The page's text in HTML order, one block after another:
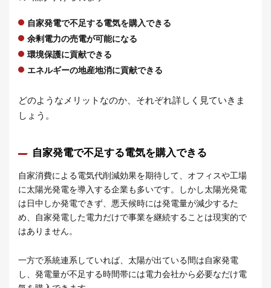
自家発電で不足する電気を購入できる
余剰電力の売電が可能になる
環境保護に貢献できる
エネルギーの地産地消に貢献できる
どのようなメリットなのか、それぞれ詳しく見ていきま
しょう。
自家発電で不足する電気を購入できる
自家消費による電気代削減効果を期待して、オフィスや工場
に太陽光発電を導入する企業も多いです。しかし太陽光発電
は日中しか発電できず、悪天候時には発電量が減少するた
め、自家発電した電力だけで事業を継続することは現実的で
はありません。
一方で系統連系していれば、太陽が出ている間は自家発電
し、発電量が不足する時間帯には電力会社から必要なだけ電